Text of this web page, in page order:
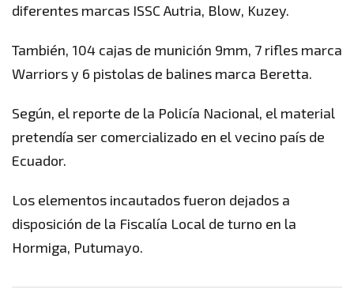
diferentes marcas ISSC Autria, Blow, Kuzey.
También, 104 cajas de munición 9mm, 7 rifles marca
Warriors y 6 pistolas de balines marca Beretta.
Según, el reporte de la Policía Nacional, el material
pretendía ser comercializado en el vecino país de
Ecuador.
Los elementos incautados fueron dejados a
disposición de la Fiscalía Local de turno en la
Hormiga, Putumayo.